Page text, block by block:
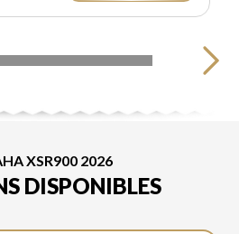
XSR900 2026
DISPONIBLES